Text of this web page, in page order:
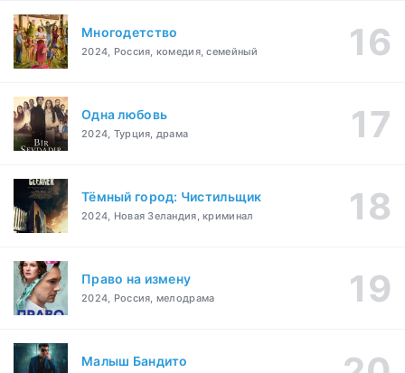
Многодетство
2024, Россия, комедия, семейный
Одна любовь
2024, Турция, драма
Тёмный город: Чистильщик
2024, Новая Зеландия, криминал
Право на измену
2024, Россия, мелодрама
Малыш Бандито